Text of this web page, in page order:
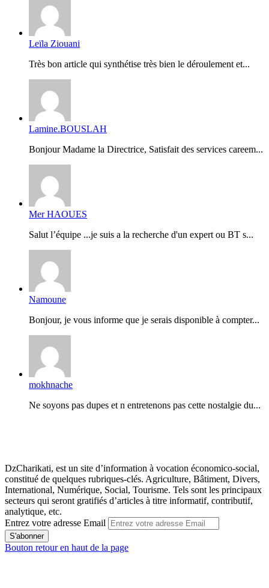
Leïla Ziouani
Très bon article qui synthétise très bien le déroulement et...
Lamine.BOUSLAH
Bonjour Madame la Directrice, Satisfait des services careem...
Mer HAOUES
Salut l’équipe ...je suis a la recherche d'un expert ou BT s...
Namoune
Bonjour, je vous informe que je serais disponible à compter...
mokhnache
Ne soyons pas dupes et n entretenons pas cette nostalgie du...
DzCharikati, est un site d’information à vocation économico-social,
constitué de quelques rubriques-clés. Agriculture, Bâtiment, Divers,
International, Numérique, Social, Tourisme. Tels sont les principaux
secteurs qui seront gratifiés d’articles à titre informatif, contributif,
analytique, etc.
Entrez votre adresse Email
Bouton retour en haut de la page